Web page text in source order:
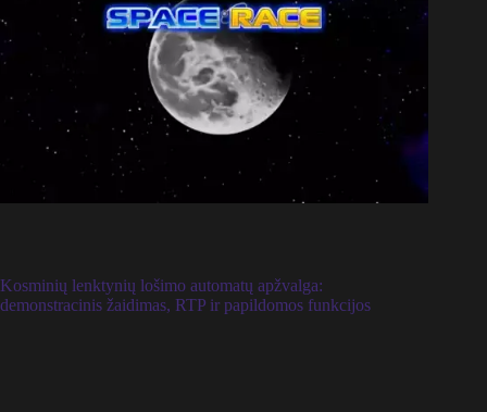
Kosminių lenktynių lošimo automatų apžvalga:
demonstracinis žaidimas, RTP ir papildomos funkcijos